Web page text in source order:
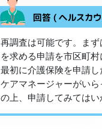
再調査は可能です。まず
を求める申請を市区町
最初に介護保険を申請
ケアマネージャーがい
の上、申請してみてはい